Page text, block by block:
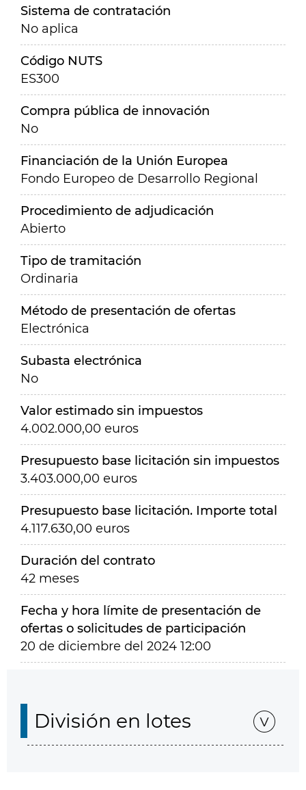
Sistema de contratación
No aplica
Código NUTS
ES300
Compra pública de innovación
No
Financiación de la Unión Europea
Fondo Europeo de Desarrollo Regional
Procedimiento de adjudicación
Abierto
Tipo de tramitación
Ordinaria
Método de presentación de ofertas
Electrónica
Subasta electrónica
No
Valor estimado sin impuestos
4.002.000,00 euros
Presupuesto base licitación sin impuestos
3.403.000,00 euros
Presupuesto base licitación. Importe total
4.117.630,00 euros
Duración del contrato
42 meses
Fecha y hora límite de presentación de
ofertas o solicitudes de participación
20 de diciembre del 2024 12:00
División en lotes